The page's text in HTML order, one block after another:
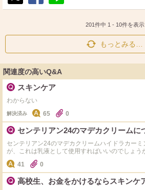
ポ
シ
送
201件中 1 - 10件を表示
もっとみる…
関連度の高いQ&A
スキンケア
わからない
解決済み 65 0
センテリアン24のマデカクリームに
センテリアン24のマデカクリームハイドラカー
が、これは乳液として使用すればいいのでしょう
とクリームの違いがいまいちわからず、夜などに
のか、化粧前などにだけ使用して日焼け止めのよ
のなのかいまいちわかっていないので教えていた
41 0
高校生、お金をかけるならスキンケ